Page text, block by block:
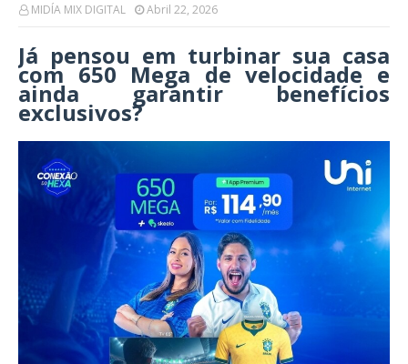
MIDÍA MIX DIGITAL Abril 22, 2026
Já pensou em turbinar sua casa
com 650 Mega de velocidade e
ainda garantir benefícios
exclusivos?